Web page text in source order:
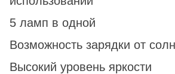
5 ламп в одной
Возможность зарядки от
Высокий уровень яркости